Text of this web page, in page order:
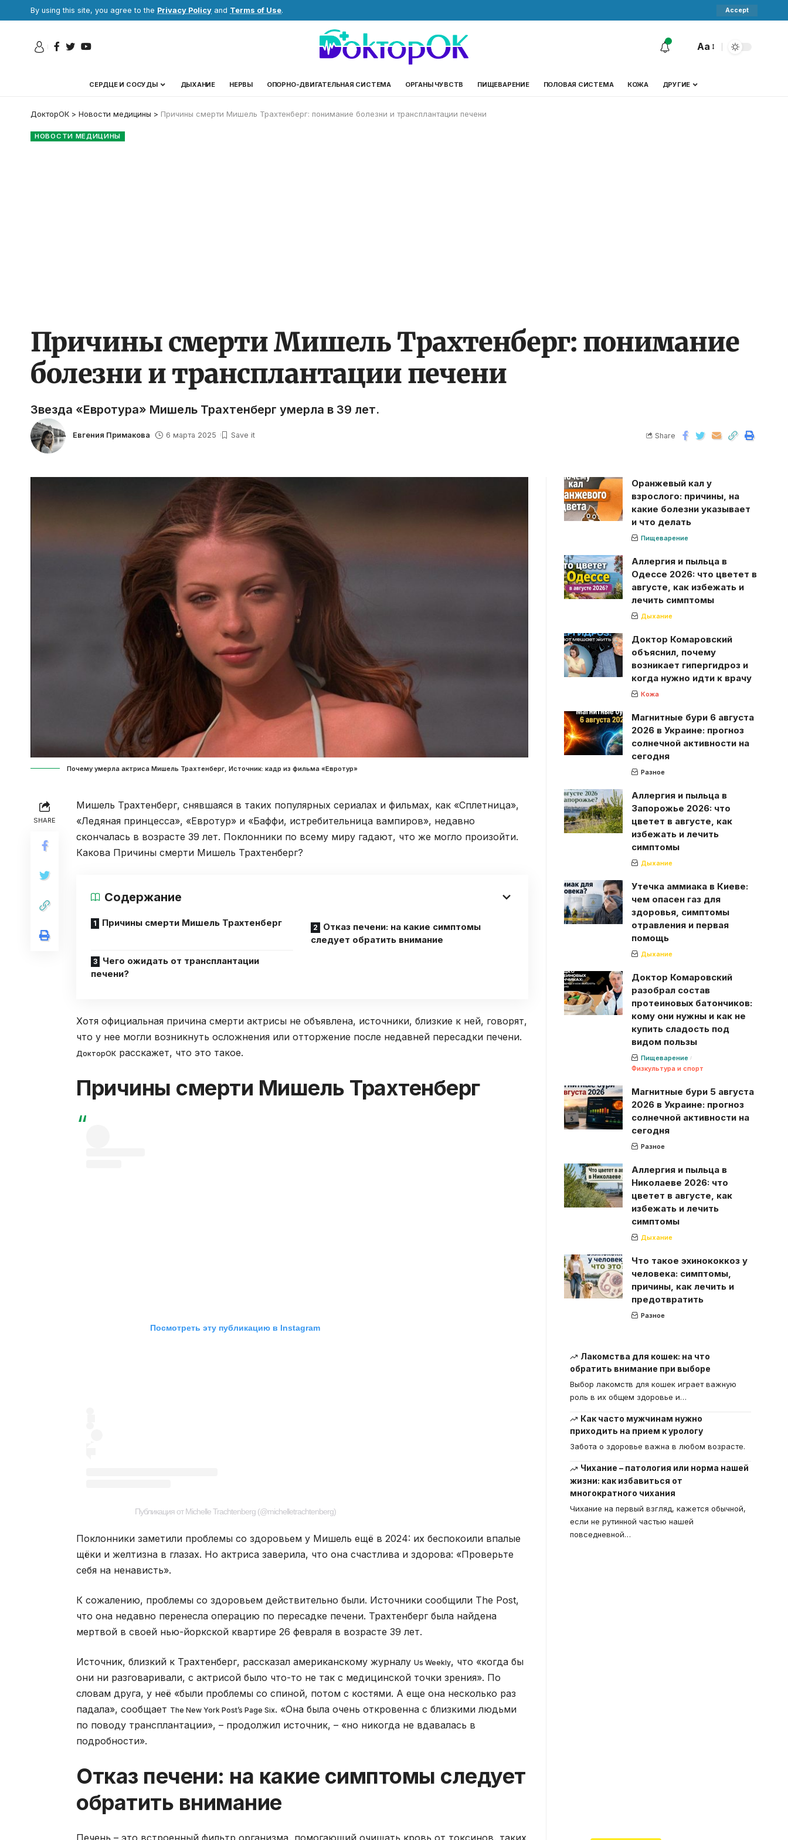
By using this site, you agree to the Privacy Policy and Terms of Use. Accept
Aa
СЕРДЦЕ И СОСУДЫ ДЫХАНИЕ НЕРВЫ ОПОРНО-ДВИГАТЕЛЬНАЯ СИСТЕМА ОРГАНЫ ЧУВСТВ ПИЩЕВАРЕНИЕ ПОЛОВАЯ СИСТЕМА КОЖА ДРУГИЕ
ДокторОК > Новости медицины > Причины смерти Мишель Трахтенберг: понимание болезни и трансплантации печени
НОВОСТИ МЕДИЦИНЫ
Причины смерти Мишель Трахтенберг: понимание
болезни и трансплантации печени
Звезда «Евротура» Мишель Трахтенберг умерла в 39 лет.
Евгения Примакова 6 марта 2025 Share
Почему умерла актриса Мишель Трахтенберг, Источник: кадр из фильма «Евротур»
SHARE
Мишель Трахтенберг, снявшаяся в таких популярных сериалах и фильмах, как «Сплетница»,
«Ледяная принцесса», «Евротур» и «Баффи, истребительница вампиров», недавно
скончалась в возрасте 39 лет. Поклонники по всему миру гадают, что же могло произойти.
Какова Причины смерти Мишель Трахтенберг?
Содержание
Причины смерти Мишель Трахтенберг
Отказ печени: на какие симптомы
следует обратить внимание
Чего ожидать от трансплантации
печени?
Хотя официальная причина смерти актрисы не объявлена, источники, близкие к ней, говорят,
что у нее могли возникнуть осложнения или отторжение после недавней пересадки печени.
ДокторОК расскажет, что это такое.
Причины смерти Мишель Трахтенберг
Посмотреть эту публикацию в Instagram
Публикация от Michelle Trachtenberg (@michelletrachtenberg)
Поклонники заметили проблемы со здоровьем у Мишель ещё в 2024: их беспокоили впалые
щёки и желтизна в глазах. Но актриса заверила, что она счастлива и здорова: «Проверьте
себя на ненависть».
К сожалению, проблемы со здоровьем действительно были. Источники сообщили The Post,
что она недавно перенесла операцию по пересадке печени. Трахтенберг была найдена
мертвой в своей нью-йоркской квартире 26 февраля в возрасте 39 лет.
Источник, близкий к Трахтенберг, рассказал американскому журналу Us Weekly, что «когда бы
они ни разговаривали, с актрисой было что-то не так с медицинской точки зрения». По
словам друга, у неё «были проблемы со спиной, потом с костями. А еще она несколько раз
падала», сообщает The New York Post’s Page Six. «Она была очень откровенна с близкими людьми
по поводу трансплантации», – продолжил источник, – «но никогда не вдавалась в
подробности».
Отказ печени: на какие симптомы следует
обратить внимание
Оранжевый кал у
взрослого: причины, на
какие болезни указывает
и что делать
Пищеварение
Аллергия и пыльца в
Одессе 2026: что цветет в
августе, как избежать и
лечить симптомы
Дыхание
Доктор Комаровский
объяснил, почему
возникает гипергидроз и
когда нужно идти к врачу
Кожа
Магнитные бури 6 августа
2026 в Украине: прогноз
солнечной активности на
сегодня
Разное
Аллергия и пыльца в
Запорожье 2026: что
цветет в августе, как
избежать и лечить
симптомы
Дыхание
Утечка аммиака в Киеве:
чем опасен газ для
здоровья, симптомы
отравления и первая
помощь
Дыхание
Доктор Комаровский
разобрал состав
протеиновых батончиков:
кому они нужны и как не
купить сладость под
видом пользы
Пищеварение
Физкультура и спорт
Магнитные бури 5 августа
2026 в Украине: прогноз
солнечной активности на
сегодня
Разное
Аллергия и пыльца в
Николаеве 2026: что
цветет в августе, как
избежать и лечить
симптомы
Дыхание
Что такое эхинококкоз у
человека: симптомы,
причины, как лечить и
предотвратить
Разное
Лакомства для кошек: на что
обратить внимание при выборе
Выбор лакомств для кошек играет важную
роль в их общем здоровье и…
Как часто мужчинам нужно
приходить на прием к урологу
Забота о здоровье важна в любом возрасте.
Чихание – патология или норма нашей
жизни: как избавиться от
многократного чихания
Чихание на первый взгляд, кажется обычной,
если не рутинной частью нашей
повседневной…